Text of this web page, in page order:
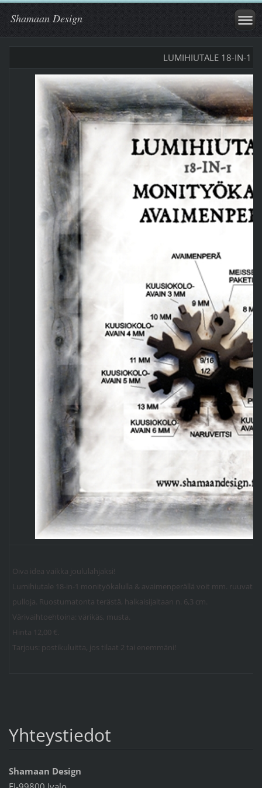
Shamaan Design
LUMIHIUTALE 18-IN-1
Oiva idea vaikka joululahjaksi!
Lumihiutale 18-in-1 monityökalulla & avaimenperällä voit mm. ruuvata,
pulloja. Ruostumatonta terästä, halkaisijaltaan n. 6,3 cm.
Värivaihtoehtoina: värikäs, musta.
Hinta 12,00 €.
Tarjous: postikuluitta, jos tilaat 2 tai enemmäni!
Yhteystiedot
Shamaan Design